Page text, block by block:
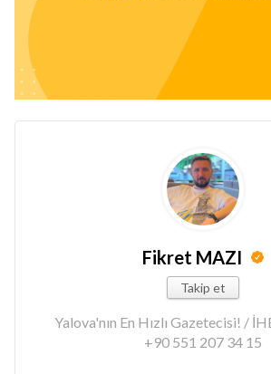
Fikret MAZI
Takip et
Yalova'nın En Hızlı Gazetecisi! /
+90 551 207 34 15